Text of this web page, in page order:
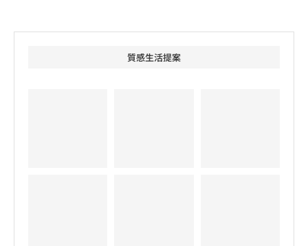
質感生活提案